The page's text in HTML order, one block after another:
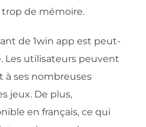
de mémoire.
de 1win app est peut-
Les utilisateurs peuvent
ses nombreuses
jeux. De plus,
en français, ce qui